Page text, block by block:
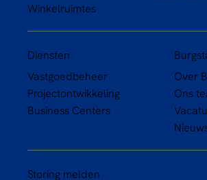
Winkelruimtes
Diensten
Vastgoedbeheer
Projectontwikkeling
Business Centers
Over
Ons
Storing melden